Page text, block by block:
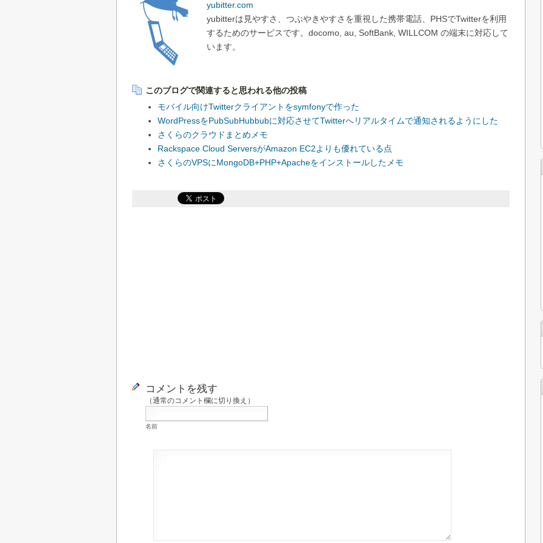
yubitter.com
yubitterは見やすさ、つぶやきやすさを重視した携帯電話、PHSでTwitterを利用
するためのサービスです。docomo, au, SoftBank, WILLCOM の端末に対応して
います。
このブログで関連すると思われる他の投稿
モバイル向けTwitterクライアントをsymfonyで作った
WordPressをPubSubHubbubに対応させてTwitterへリアルタイムで通知されるようにした
さくらのクラウドまとめメモ
Rackspace Cloud ServersがAmazon EC2よりも優れている点
さくらのVPSにMongoDB+PHP+Apacheをインストールしたメモ
コメントを残す
（通常のコメント欄に切り換え ）
名前